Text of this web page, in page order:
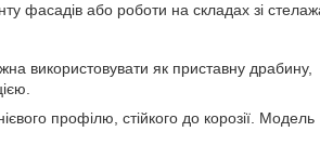
фасадів або роботи на складах зі
використовувати як приставну драбину,
профілю, стійкого до корозії. Модель